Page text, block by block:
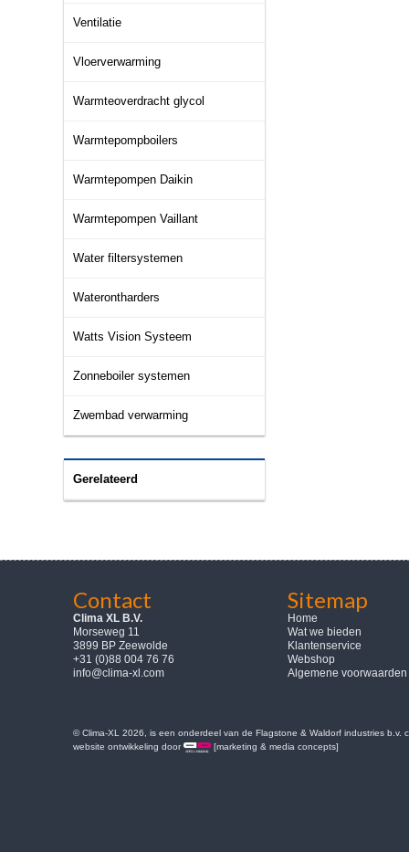
Ventilatie
Vloerverwarming
Warmteoverdracht glycol
Warmtepompboilers
Warmtepompen Daikin
Warmtepompen Vaillant
Water filtersystemen
Waterontharders
Watts Vision Systeem
Zonneboiler systemen
Zwembad verwarming
Gerelateerd
Contact
Clima XL B.V.
Morseweg 11
3899 BP Zeewolde
+31 (0)88 004 76 76
info@clima-xl.com
Sitemap
Home
Wat we bieden
Klantenservice
Webshop
Algemene voorwaarden
© Clima-XL 2026, is een onderdeel van de Flagstone & Waldorf industries b.v.
website ontwikkeling door
[marketing & media concepts]